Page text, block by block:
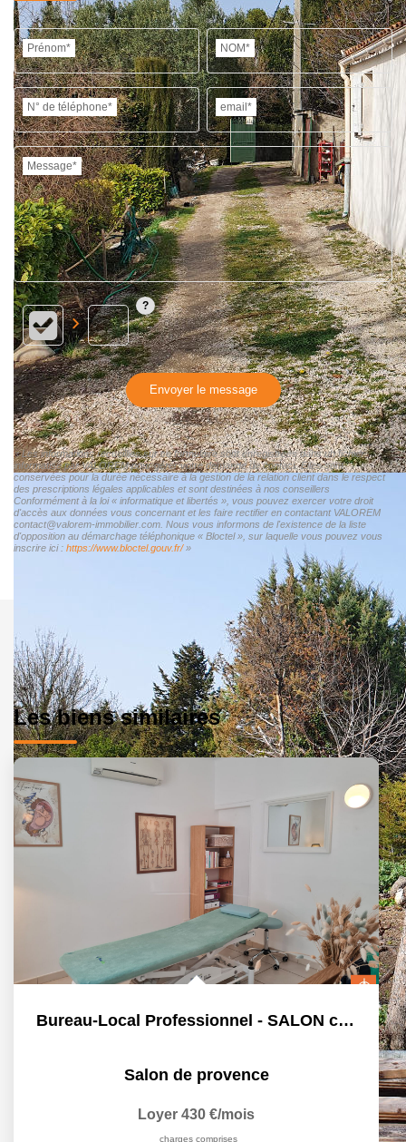
Prénom* NOM*
N° de téléphone* email*
Message*
Envoyer le message
« Les informations recueillies sur ce formulaire sont enregistrées dans un fichier
informatisé par VALOREM pour gérer votre demande de contact. Elles sont
conservées pour la durée nécessaire à la gestion de la relation client dans le respect
des prescriptions légales applicables et sont destinées à nos conseillers
Conformément à la loi « informatique et libertés », vous pouvez exercer votre droit
d'accès aux données vous concernant et les faire rectifier en contactant VALOREM
contact@valorem-immobilier.com. Nous vous informons de l'existence de la liste
d'opposition au démarchage téléphonique « Bloctel », sur laquelle vous pouvez vous
inscrire ici : https://www.bloctel.gouv.fr/»
Les biens similaires
Bureau-Local Professionnel - SALON centre
Salon de provence
Loyer 430 €/mois
charges comprises